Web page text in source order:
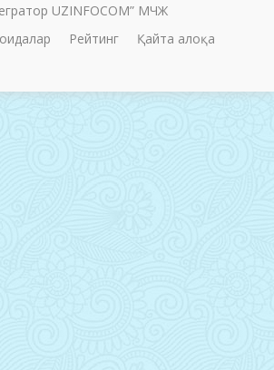
UZINFOCOM” МЧЖ
Рейтинг Қайта алоқа